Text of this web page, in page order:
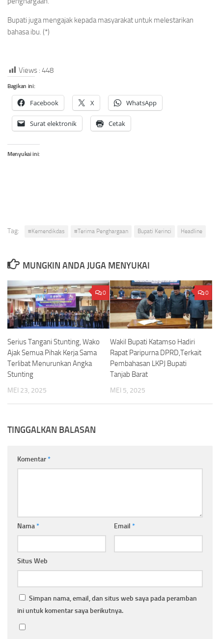
Bupati juga mengajak kepada masyarakat untuk melestarikan
bahasa ibu. (*)
Views : 448
Bagikan ini:
Facebook X WhatsApp
Surat elektronik Cetak
Menyukai ini:
Tag: #Kemendikdas #Terima Penghargaan Bupati Kerinci Headline
MUNGKIN ANDA JUGA MENYUKAI
0
Serius Tangani Stunting, Wako
Ajak Semua Pihak Kerja Sama
Terlibat Menurunkan Angka
Stunting
MEI 23, 2025
0
Wakil Bupati Katamso Hadiri
Rapat Paripurna DPRD,Terkait
Pembahasan LKPJ Bupati
Tanjab Barat
MEI 5, 2025
TINGGALKAN BALASAN
Komentar*
Nama* Email *
Situs Web
Simpan nama, email, dan situs web saya pada peramban
ini untuk komentar saya berikutnya.